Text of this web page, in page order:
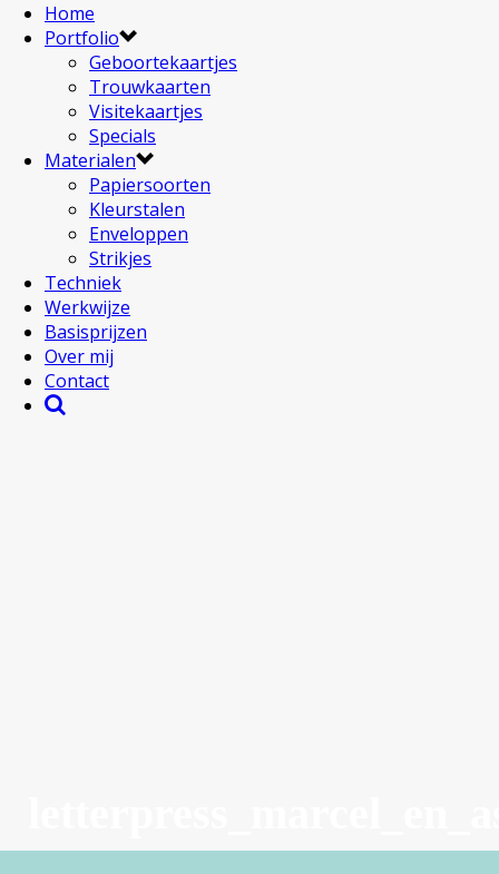
Home
Portfolio
Geboortekaartjes
Trouwkaarten
Visitekaartjes
Specials
Materialen
Papiersoorten
Kleurstalen
Enveloppen
Strikjes
Techniek
Werkwijze
Basisprijzen
Over mij
Contact